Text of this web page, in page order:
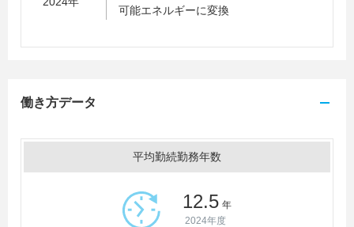
可能エネルギーに変換
働き方データ
平均勤続勤務年数
12.5 年
2024年度